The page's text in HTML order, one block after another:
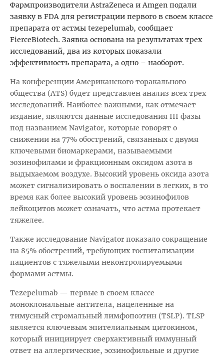
Фармпроизводители AstraZeneca и Amgen подали
заявку в FDA для регистрации первого в своем классе
препарата от астмы tezepelumab, сообщает
FierceBiotech. Заявка основана на результатах трех
исследований, два из которых показали
эффективность препарата, а одно – наоборот.
На конференции Американского торакального
общества (ATS) будет представлен анализ всех трех
исследований. Наиболее важными, как отмечает
издание, являются данные исследования III фазы
под названием Navigator, которые говорят о
снижении на 77% обострений, связанных с двумя
ключевыми биомаркерами, называемыми
эозинофилами и фракционным оксидом азота в
выдыхаемом воздухе. Высокий уровень оксида азота
может сигнализировать о воспалении в легких, в то
время как более высокий уровень эозинофилов
лейкоцитов может означать, что астма протекает
тяжелее.
Также исследование Navigator показало сокращение
на 85% обострений, требующих госпитализации
пациентов с тяжелыми неконтролируемыми
формами астмы.
Tezepelumab — первые в своем классе
моноклональные антитела, нацеленные на
тимусный стромальный лимфопоэтин (TSLP). TLSP
является ключевым эпителиальным цитокином,
который инициирует сверхактивный иммунный
ответ на аллергические, эозинофильные и другие